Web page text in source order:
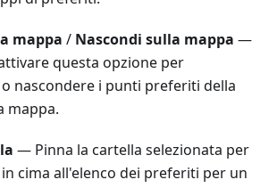
mappa / Nascondi sulla mappa —
questa opzione per
nascondere i punti preferiti della
mappa.
— Pinna la cartella selezionata per
cima all'elenco dei preferiti per un